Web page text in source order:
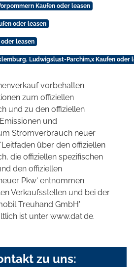
Kaufen oder leasen
oder leasen
oder leasen
Ludwigslust-Parchim,x Kaufen oder
vorbehalten.
zum offiziellen
und zu den offiziellen
und
Stromverbrauch neuer
über den offiziellen
die offiziellen spezifischen
den offiziellen
Pkw' entnommen
Verkaufsstellen und bei der
Treuhand GmbH'
ist unter www.dat.de.
zu uns: